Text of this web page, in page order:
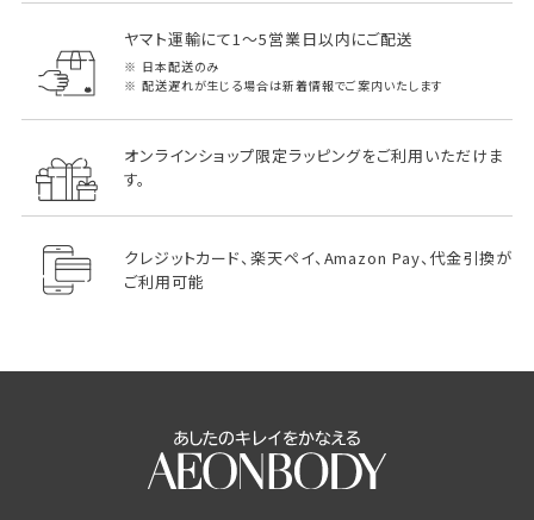
ヤマト運輸にて1～5営業日以内にご配送
日本配送のみ
配送遅れが生じる場合は新着情報でご案内いたします
オンラインショップ限定ラッピングをご利用いただけま
す。
クレジットカード、楽天ペイ、Amazon Pay、代金引換が
ご利用可能